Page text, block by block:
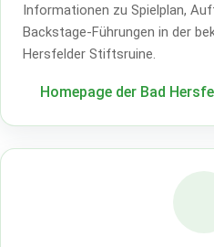
Informationen zu Spielplan,
Backstage-Führungen in der
Hersfelder Stiftsruine.
Homepage der Bad